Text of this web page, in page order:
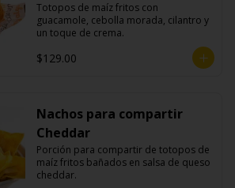
Totopos de maíz fritos con
guacamole, cebolla morada, cilantro y
un toque de crema.
$129.00
Nachos para compartir
Cheddar
Porción para compartir de totopos de
maíz fritos bañados en salsa de queso
cheddar.